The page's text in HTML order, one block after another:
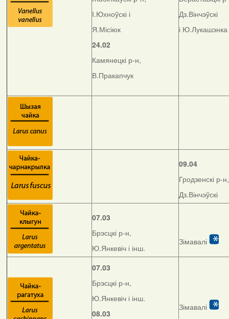
І.Юхноўскі і
Я.Місіюк
24.02
Камянецкі р-н,
В.Пракапчук
Дз.Вінчэўскі
і Ю.Лукашэнка
09.04
Гродзенскі р-н,
Дз.Вінчэўскі
07.03
Брэсцкі р-н,
Ю.Янкевіч і інш.
Зімавалі
07.03
Брэсцкі р-н,
Ю.Янкевіч і інш.
08.03
Зімавалі